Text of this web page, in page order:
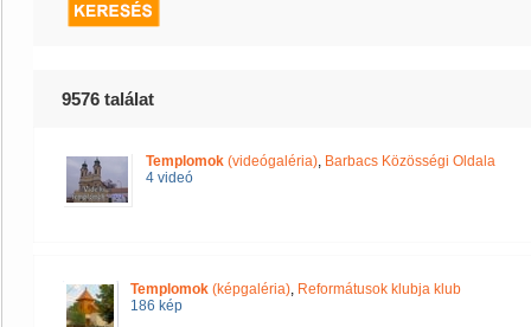
9576 találat
Templomok (videógaléria), Barbacs Közösségi Oldala
4 videó
Templomok (képgaléria), Reformátusok klubja klub
186 kép